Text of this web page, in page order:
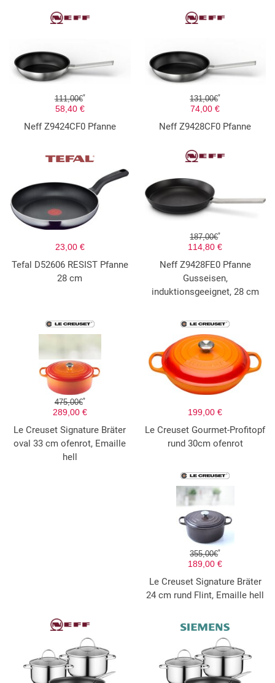
111,00€*
58,40 €
Neff Z9424CF0 Pfanne
131,00€*
74,00 €
Neff Z9428CF0 Pfanne
23,00 €
Tefal D52606 RESIST Pfanne
28 cm
187,00€*
114,80 €
Neff Z9428FE0 Pfanne
Gusseisen,
induktionsgeeignet, 28 cm
475,00€*
289,00 €
Le Creuset Signature Bräter
oval 33 cm ofenrot, Emaille
hell
199,00 €
Le Creuset Gourmet-Profitopf
rund 30cm ofenrot
355,00€*
189,00 €
Le Creuset Signature Bräter
24 cm rund Flint, Emaille hell